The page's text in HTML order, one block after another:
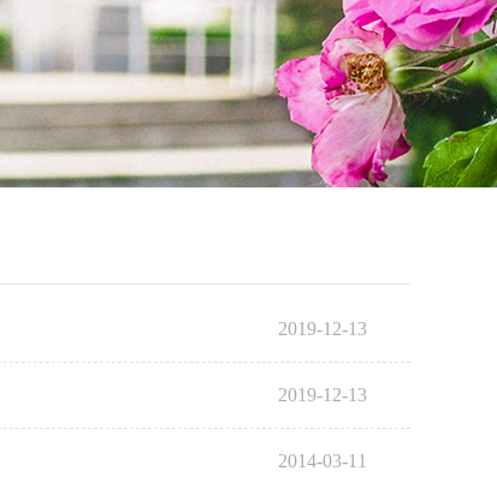
2019-12-13
2019-12-13
2014-03-11